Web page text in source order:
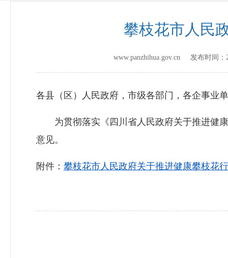
攀枝花市人民
www.panzhihua.gov.cn 发布时间：
各县（区）人民政府，市级各部门，各企事业
为贯彻落实《四川省人民政府关于推进健康
意见。
附件： 攀枝花市人民政府关于推进健康攀枝花